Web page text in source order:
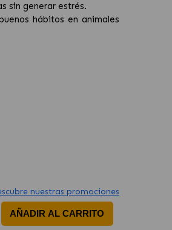
sin generar estrés.
hábitos en animales
nuestras promociones
AÑADIR AL CARRITO